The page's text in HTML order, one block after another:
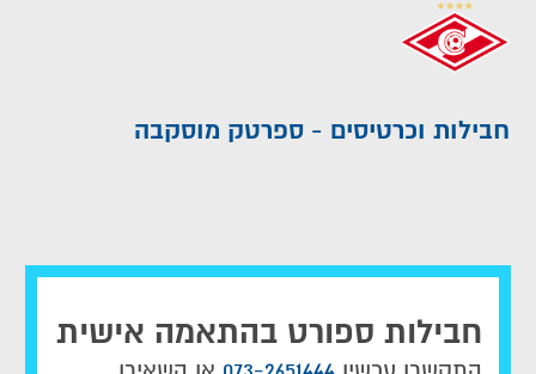
חבילות וכרטיסים - ספרטק מוסקבה
חבילות ספורט בהתאמה אישית